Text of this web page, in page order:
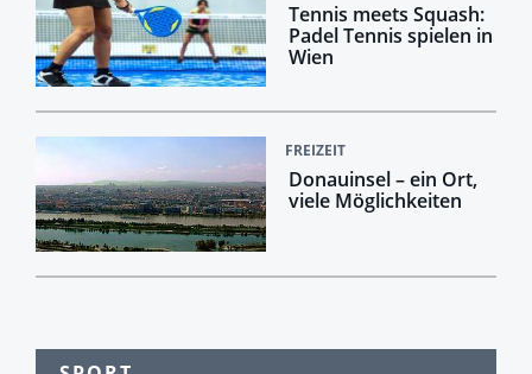
Tennis meets Squash:
Padel Tennis spielen in
Wien
FREIZEIT
Donauinsel – ein Ort,
viele Möglichkeiten